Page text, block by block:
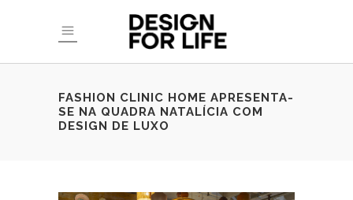
FASHION CLINIC HOME APRESENTA-
SE NA QUADRA NATALÍCIA COM
DESIGN DE LUXO